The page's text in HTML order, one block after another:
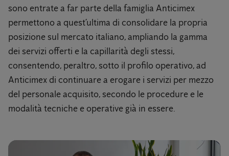
sono entrate a far parte della famiglia Anticimex
permettono a quest’ultima di consolidare la propria
posizione sul mercato italiano, ampliando la gamma
dei servizi offerti e la capillarità degli stessi,
consentendo, peraltro, sotto il profilo operativo, ad
Anticimex di continuare a erogare i servizi per mezzo
del personale acquisito, secondo le procedure e le
modalità tecniche e operative già in essere.